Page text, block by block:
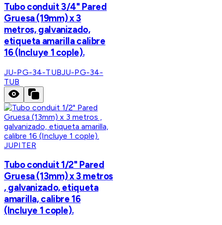
Tubo conduit 3/4" Pared
Gruesa (19mm) x 3
metros, galvanizado,
etiqueta amarilla calibre
16 (Incluye 1 cople).
JU-PG-34-TUBJU-PG-34-
TUB
JUPITER
Tubo conduit 1/2" Pared
Gruesa (13mm) x 3 metros
, galvanizado, etiqueta
amarilla, calibre 16
(Incluye 1 cople).